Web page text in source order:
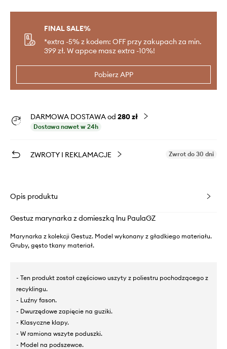
FINAL SALE%
*extra -5% z kodem: OFF przy zakupach za min.
399 zł. W appce masz extra -10%!
Pobierz APP
DARMOWA DOSTAWA od 280 zł
Dostawa nawet w 24h
ZWROTY I REKLAMACJE Zwrot do 30 dni
Opis produktu
Gestuz marynarka z domieszką lnu PaulaGZ
Marynarka z kolekcji Gestuz. Model wykonany z gładkiego materiału.
Gruby, gęsto tkany materiał.
- Ten produkt został częściowo uszyty z poliestru pochodzącego z
recyklingu.
- Luźny fason.
- Dwurzędowe zapięcie na guziki.
- Klasyczne klapy.
- W ramiona wszyte poduszki.
- Model na podszewce.